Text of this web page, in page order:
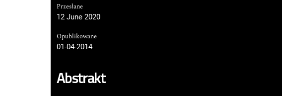
Przesłane
12 June 2020
Opublikowane
01-04-2014
Abstrakt